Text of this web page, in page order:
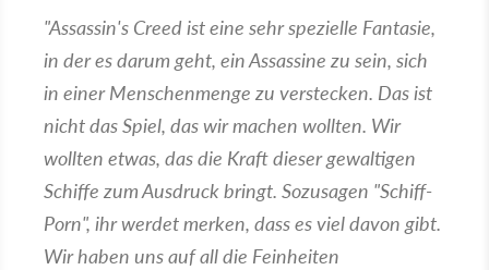
"Assassin's Creed ist eine sehr spezielle Fantasie,
in der es darum geht, ein Assassine zu sein, sich
in einer Menschenmenge zu verstecken. Das ist
nicht das Spiel, das wir machen wollten. Wir
wollten etwas, das die Kraft dieser gewaltigen
Schiffe zum Ausdruck bringt. Sozusagen "Schiff-
Porn", ihr werdet merken, dass es viel davon gibt.
Wir haben uns auf all die Feinheiten